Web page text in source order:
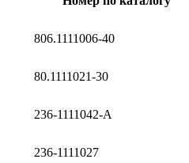
806.1111006-40
80.1111021-30
236-1111042-А
236-1111027